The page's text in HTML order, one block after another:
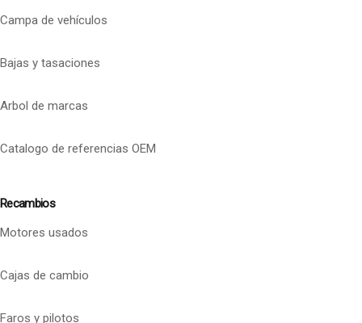
Campa de vehículos
Bajas y tasaciones
Arbol de marcas
Catalogo de referencias OEM
Recambios
Motores usados
Cajas de cambio
Faros y pilotos